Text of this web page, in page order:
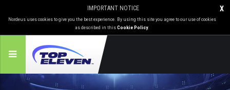
X
IMPORTANT NOTICE
Nordeus uses cookies to give you the best experience. By using this site you agree to our use of cookies
as described in thisCookie Policy.